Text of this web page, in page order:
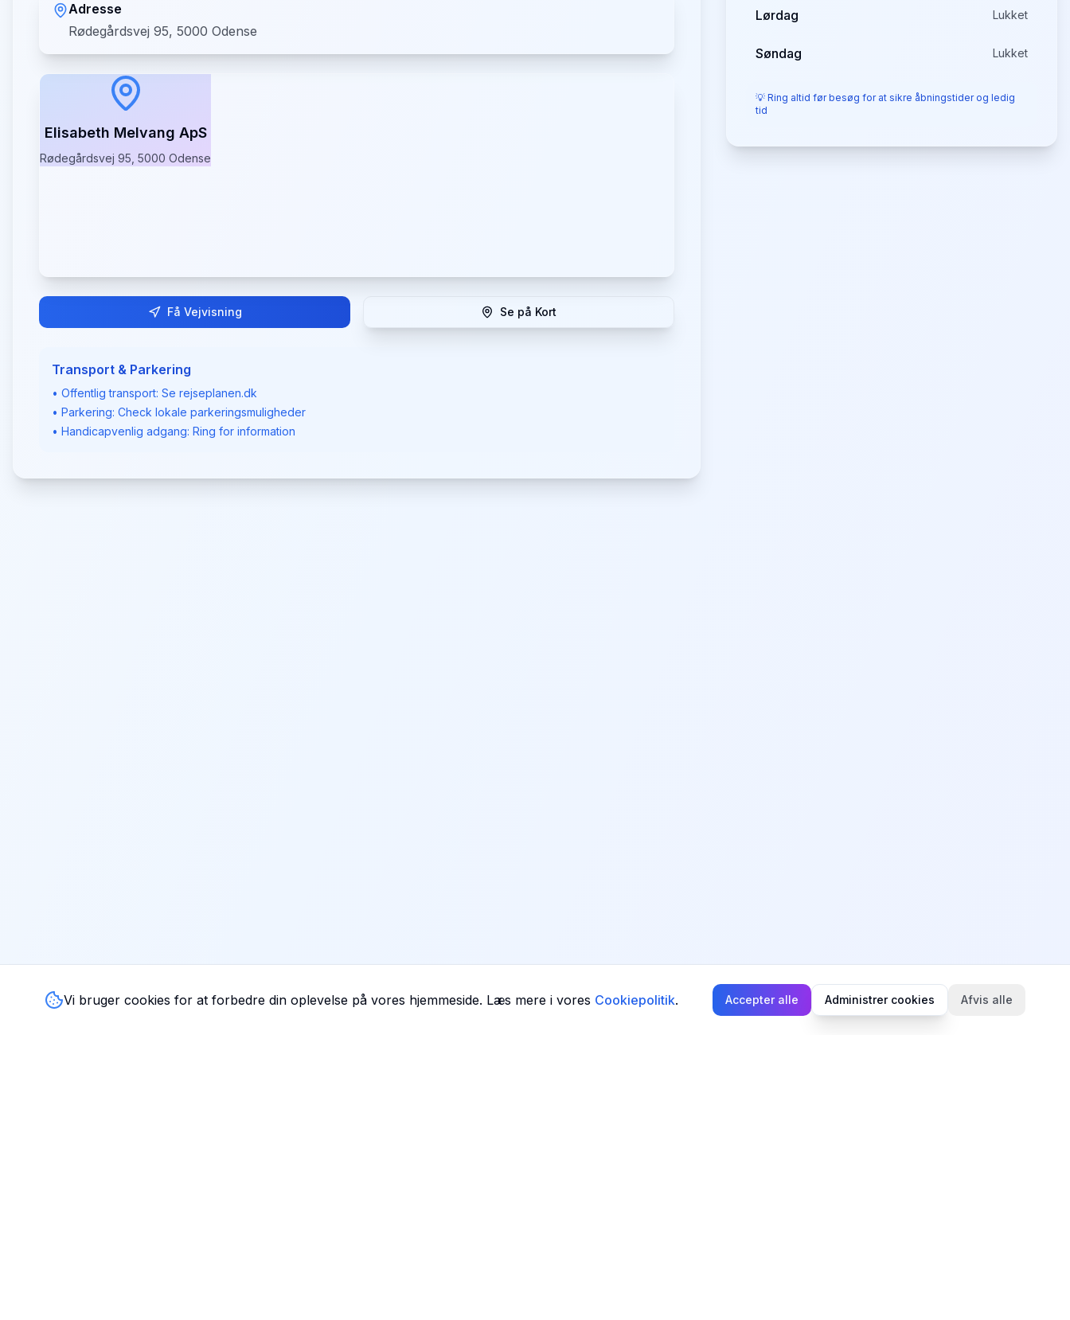
Adresse
Rødegårdsvej 95, 5000 Odense
Elisabeth Melvang ApS
Rødegårdsvej 95, 5000 Odense
Få Vejvisning Se på Kort
Transport & Parkering
• Offentlig transport: Se rejseplanen.dk
• Parkering: Check lokale parkeringsmuligheder
• Handicapvenlig adgang: Ring for information
Lørdag Lukket
Søndag Lukket
💡 Ring altid før besøg for at sikre åbningstider og ledig
tid
Vi bruger cookies for at forbedre din oplevelse på vores hjemmeside. Læs mere i vores Cookiepolitik. Accepter alle Administrer cookies Afvis alle